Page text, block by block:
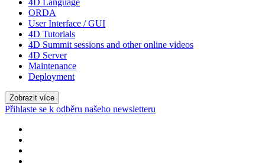
ORDA
User Interface / GUI
4D Tutorials
4D Summit sessions and other online videos
4D Server
Maintenance
Deployment
Zobrazit více
Přihlaste se k odběru našeho newsletteru